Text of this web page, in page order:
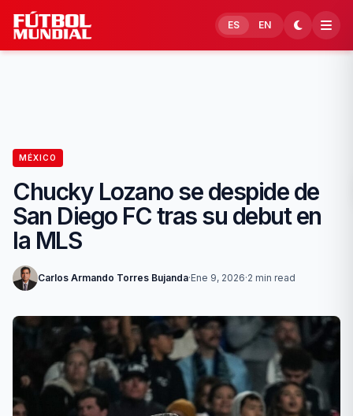
Skip to content
ES EN
MÉXICO
Chucky Lozano se despide de
San Diego FC tras su debut en
la MLS
Carlos Armando Torres Bujanda·Ene 9, 2026·2 min read